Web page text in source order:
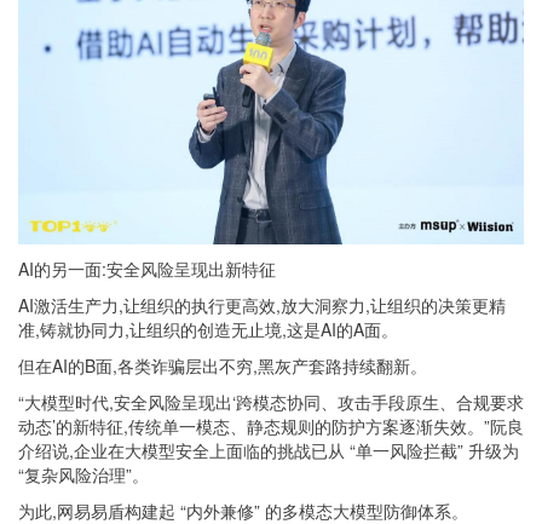
AI的另一面:安全风险呈现出新特征
AI激活生产力,让组织的执行更高效,放大洞察力,让组织的决策更精
准,铸就协同力,让组织的创造无止境,这是AI的A面。
但在AI的B面,各类诈骗层出不穷,黑灰产套路持续翻新。
“大模型时代,安全风险呈现出‘跨模态协同、攻击手段原生、合规要求
动态’的新特征,传统单一模态、静态规则的防护方案逐渐失效。”阮良
介绍说,企业在大模型安全上面临的挑战已从 “单一风险拦截” 升级为
“复杂风险治理”。
为此,网易易盾构建起 “内外兼修” 的多模态大模型防御体系。